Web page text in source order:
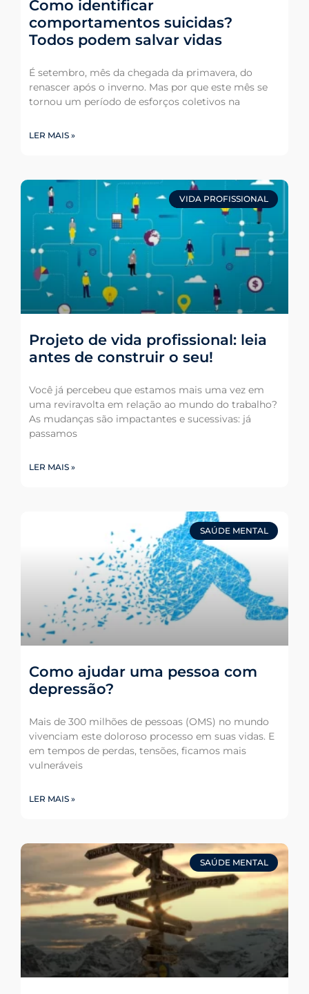
Como identificar
comportamentos suicidas?
Todos podem salvar vidas
É setembro, mês da chegada da primavera, do
renascer após o inverno. Mas por que este mês se
tornou um período de esforços coletivos na
LER MAIS »
VIDA PROFISSIONAL
Projeto de vida profissional: leia
antes de construir o seu!
Você já percebeu que estamos mais uma vez em
uma reviravolta em relação ao mundo do trabalho?
As mudanças são impactantes e sucessivas: já
passamos
LER MAIS »
SAÚDE MENTAL
Como ajudar uma pessoa com
depressão?
Mais de 300 milhões de pessoas (OMS) no mundo
vivenciam este doloroso processo em suas vidas. E
em tempos de perdas, tensões, ficamos mais
vulneráveis
LER MAIS »
SAÚDE MENTAL